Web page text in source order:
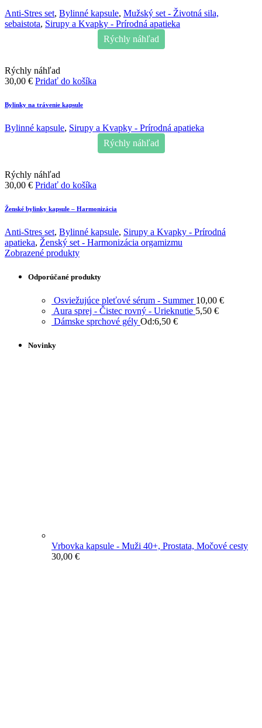
Anti-Stres set, Bylinné kapsule, Mužský set - Životná sila,
sebaistota, Sirupy a Kvapky - Prírodná apatieka
Rýchly náhľad
Rýchly náhľad
30,00 € Pridať do košíka
Bylinky na trávenie kapsule
Bylinné kapsule, Sirupy a Kvapky - Prírodná apatieka
Rýchly náhľad
Rýchly náhľad
30,00 € Pridať do košíka
Ženské bylinky kapsule – Harmonizácia
Anti-Stres set, Bylinné kapsule, Sirupy a Kvapky - Prírodná
apatieka, Ženský set - Harmonizácia orgamizmu
Zobrazené produkty
Odporúčané produkty
Osviežujúce pleťové sérum - Summer 10,00 €
Aura sprej - Čistec rovný - Urieknutie 5,50 €
Dámske sprchové gély Od:6,50 €
Novinky
Vrbovka kapsule - Muži 40+, Prostata, Močové cesty
30,00 €